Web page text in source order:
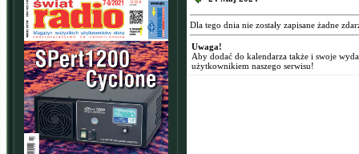
Dla tego dnia nie zostały zapisane żadne
Uwaga!
Aby dodać do kalendarza także i swoje
użytkownikiem naszego serwisu!